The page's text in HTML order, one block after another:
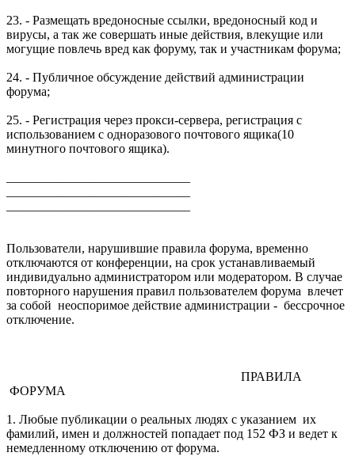
23. - Размещать вредоносные ссылки, вредоносный код и
вирусы, а так же совершать иные действия, влекущие или
могущие повлечь вред как форуму, так и участникам форума;
24. - Публичное обсуждение действий администрации
форума;
25. - Регистрация через прокси-сервера, регистрация с
использованием с одноразового почтового ящика(10
минутного почтового ящика).
Пользователи, нарушившие правила форума, временно
отключаются от конференции, на срок устанавливаемый
индивидуально администратором или модератором. В случае
повторного нарушения правил пользователем форума влечет
за собой неоспоримое действие администрации - бессрочное
отключение.
ПРАВИЛА
ФОРУМА
1. Любые публикации о реальных людях с указанием их
фамилий, имен и должностей попадает под 152 ФЗ и ведет к
немедленному отключению от форума.